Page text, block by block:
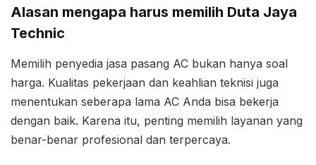
Alasan mengapa harus memilih Duta Jaya
Technic
Memilih penyedia jasa pasang AC bukan hanya soal
harga. Kualitas pekerjaan dan keahlian teknisi juga
menentukan seberapa lama AC Anda bisa bekerja
dengan baik. Karena itu, penting memilih layanan yang
benar-benar profesional dan terpercaya.